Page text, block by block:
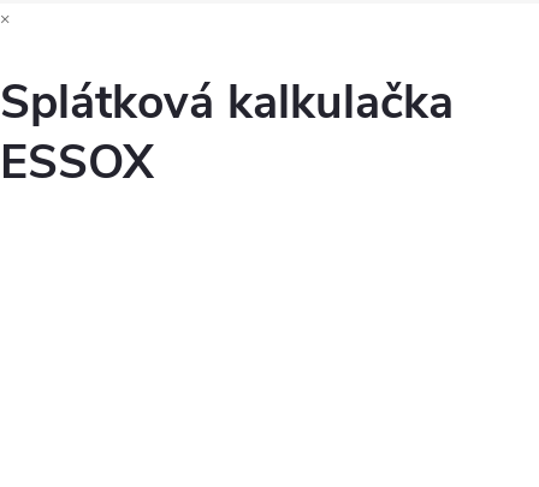
×
Splátková kalkulačka
ESSOX